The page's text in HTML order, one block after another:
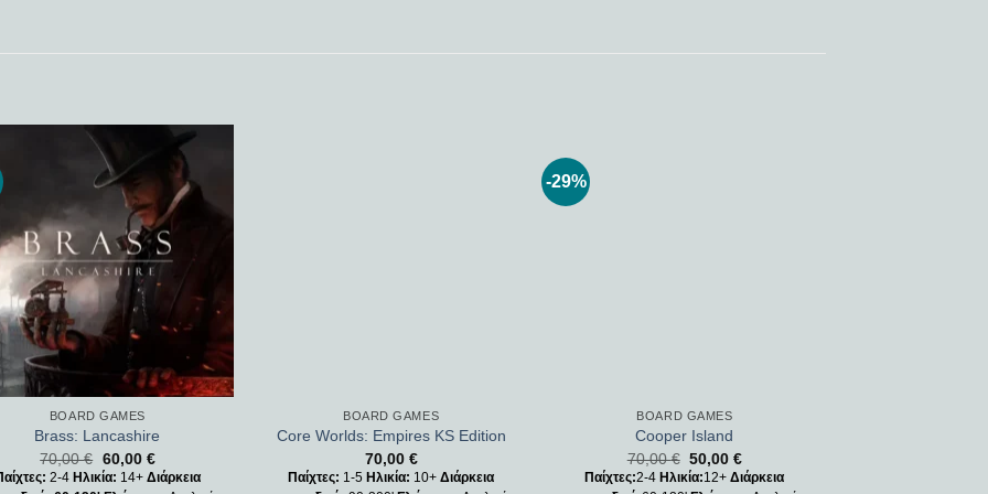
Add to
wishlist
BOARD GAMES
Brass: Lancashire
70,00€ 60,00 €
2-4 Ηλικία: 14+ Διάρκεια
BOARD GAMES
Core Worlds: Empires KS Edition
70,00 €
Παίχτες: 1-5 Ηλικία: 10+Διάρκεια
-29%
BOARD GAMES
Cooper Island
70,00€ 50,00€
Παίχτες:2-4 Ηλικία:12+Διάρκεια